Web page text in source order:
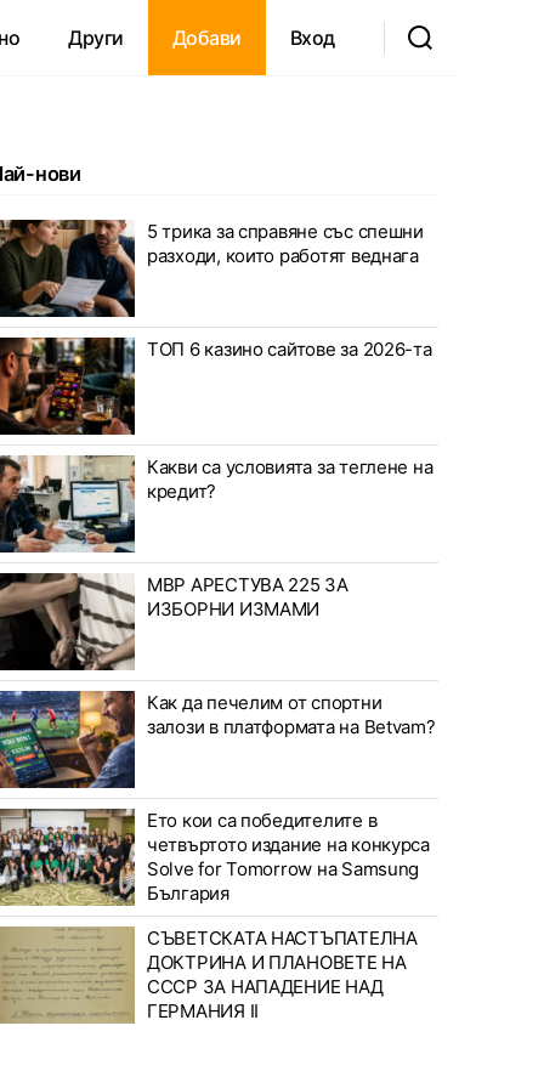
Други Добави Вход
нови
5 трика за справяне със спешни
разходи, които работят веднага
ТОП 6 казино сайтове за 2026-та
Какви са условията за теглене на
кредит?
МВР АРЕСТУВА 225 ЗА
ИЗБОРНИ ИЗМАМИ
Как да печелим от спортни
залози в платформата на Betvam?
Ето кои са победителите в
четвъртото издание на конкурса
Solve for Tomorrow на Samsung
България
СЪВЕТСКАТА НАСТЪПАТЕЛНА
ДОКТРИНА И ПЛАНОВЕТЕ НА
СССР ЗА НАПАДЕНИЕ НАД
ГЕРМАНИЯ II